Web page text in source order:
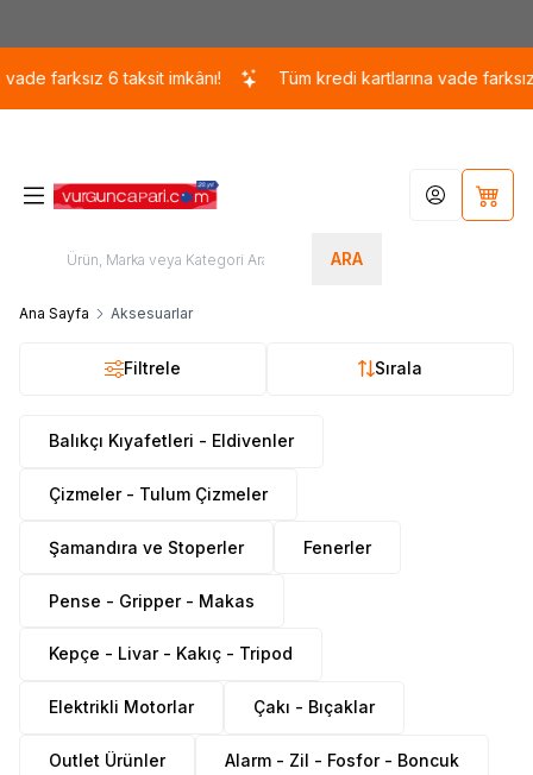
farksız 6 taksit imkânı! Tüm kredi kartlarına vade farksız 6
ARA
Hesabım
Ana Sayfa Aksesuarlar
Filtrele Sırala
Balıkçı Kıyafetleri - Eldivenler
Çizmeler - Tulum Çizmeler
Şamandıra ve Stoperler Fenerler
Pense - Gripper - Makas
Kepçe - Livar - Kakıç - Tripod
Elektrikli Motorlar Çakı - Bıçaklar
Outlet Ürünler Alarm - Zil - Fosfor - Boncuk